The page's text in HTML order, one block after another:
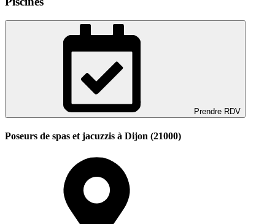
Prendre RDV
Poseurs de spas et jacuzzis à Dijon (21000)